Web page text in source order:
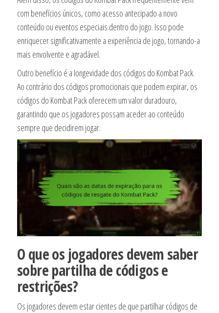
com benefícios únicos, como acesso antecipado a novo
conteúdo ou eventos especiais dentro do jogo. Isso pode
enriquecer significativamente a experiência de jogo, tornando-a
mais envolvente e agradável.
Outro benefício é a longevidade dos códigos do Kombat Pack.
Ao contrário dos códigos promocionais que podem expirar, os
códigos do Kombat Pack oferecem um valor duradouro,
garantindo que os jogadores possam aceder ao conteúdo
sempre que decidirem jogar.
O que os jogadores devem saber
sobre partilha de códigos e
restrições?
Os jogadores devem estar cientes de que partilhar códigos de